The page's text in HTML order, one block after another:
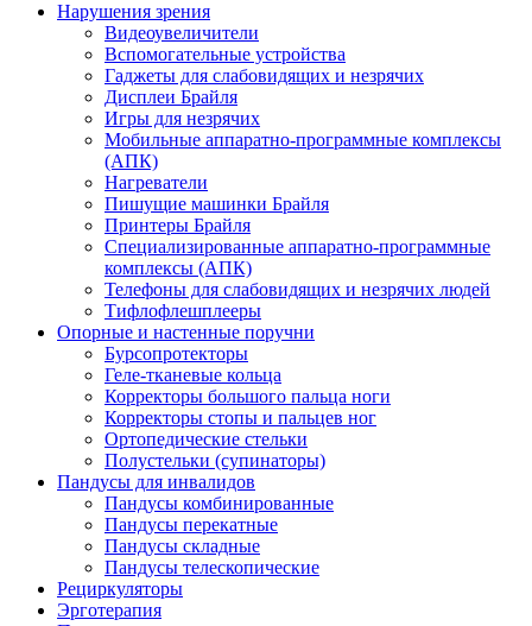
Нарушения зрения
Видеоувеличители
Вспомогательные устройства
Гаджеты для слабовидящих и незрячих
Дисплеи Брайля
Игры для незрячих
Мобильные аппаратно-программные комплексы
(АПК)
Нагреватели
Пишущие машинки Брайля
Принтеры Брайля
Специализированные аппаратно-программные
комплексы (АПК)
Телефоны для слабовидящих и незрячих людей
Тифлофлешплееры
Опорные и настенные поручни
Бурсопротекторы
Геле-тканевые кольца
Корректоры большого пальца ноги
Корректоры стопы и пальцев ног
Ортопедические стельки
Полустельки (супинаторы)
Пандусы для инвалидов
Пандусы комбинированные
Пандусы перекатные
Пандусы складные
Пандусы телескопические
Рециркуляторы
Эрготерапия